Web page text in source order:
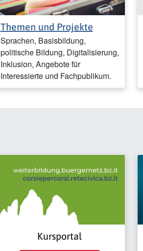
Themen und Projekte
Sprachen, Basisbildung,
politische Bildung, Digitalisierung,
Inklusion, Angebote für
Interessierte und Fachpublikum.
Kursportal